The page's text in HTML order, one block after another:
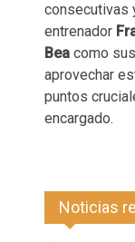
consecutivas
entrenador
Bea como
aprovechar
puntos
encargado.
Noticias